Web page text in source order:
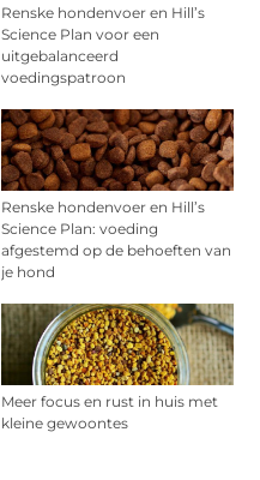
Renske hondenvoer en Hill’s
Science Plan voor een
uitgebalanceerd
voedingspatroon
Renske hondenvoer en Hill’s
Science Plan: voeding
afgestemd op de behoeften van
je hond
Meer focus en rust in huis met
kleine gewoontes